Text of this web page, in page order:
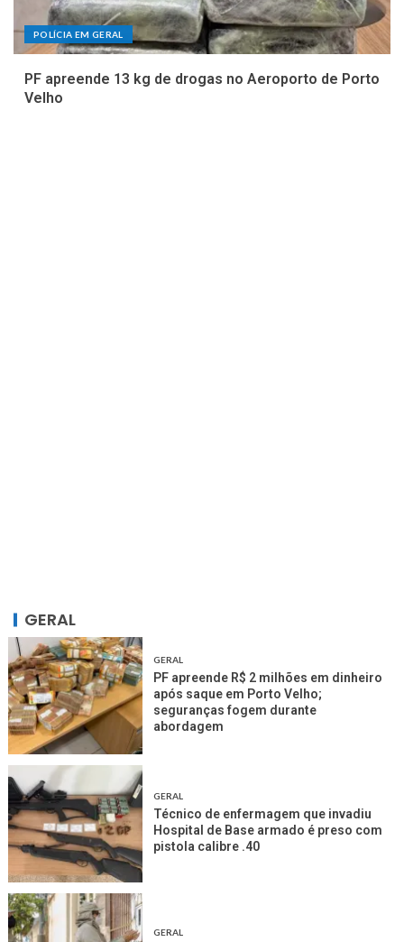
POLÍCIA EM GERAL
PF apreende 13 kg de drogas no Aeroporto de Porto
Velho
GERAL
GERAL
PF apreende R$ 2 milhões em dinheiro
após saque em Porto Velho;
seguranças fogem durante
abordagem
GERAL
Técnico de enfermagem que invadiu
Hospital de Base armado é preso com
pistola calibre .40
GERAL